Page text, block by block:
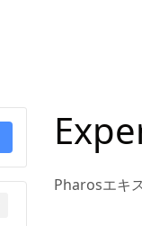
Pharosエキ